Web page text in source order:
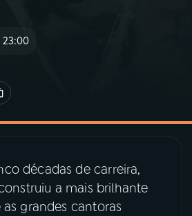
23:00
décadas de carreira,
a mais brilhante
grandes cantoras